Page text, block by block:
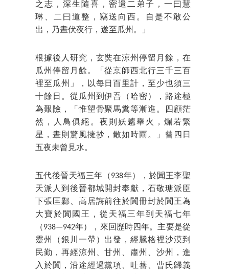
之志，深生隨喜，密遣二弟子，一曰慧
琳、二曰道整，竊送向西。自是不敢公
出，乃晝伏夜行，遂至瓜州。」
根據後人研究，玄奘在涼州停留月餘，在
瓜州停留月餘。「從京師西北行三千三百
裡至瓜州」，以每日百里計，至少也須三
十餘日。從瓜州到伊吾（哈密），路途極
為艱險，「惟望骨聚馬糞等漸進。四顧茫
然，人鳥俱絕。夜則妖魑舉火，爛若繁
星，晝則驚風擁抄，散如時雨。」曾四日
五夜未曾見水。
五代後晉天福三年（938年），於闐王李聖
天派人到後晉都城開封奉獻，石敬瑭派臣
下張匡鄴、高居誨前往於闐冊封於闐王為
大寶於闐國王，從天福三年到天福七年
（938—942年），來回歷時四年。主要是從
靈州（銀川一帶）出發，經騰格裡沙漠到
民勤，再經涼州、甘州、肅州、沙州，進
入於闐，沿途經過黨項、吐蕃、曹氏歸義